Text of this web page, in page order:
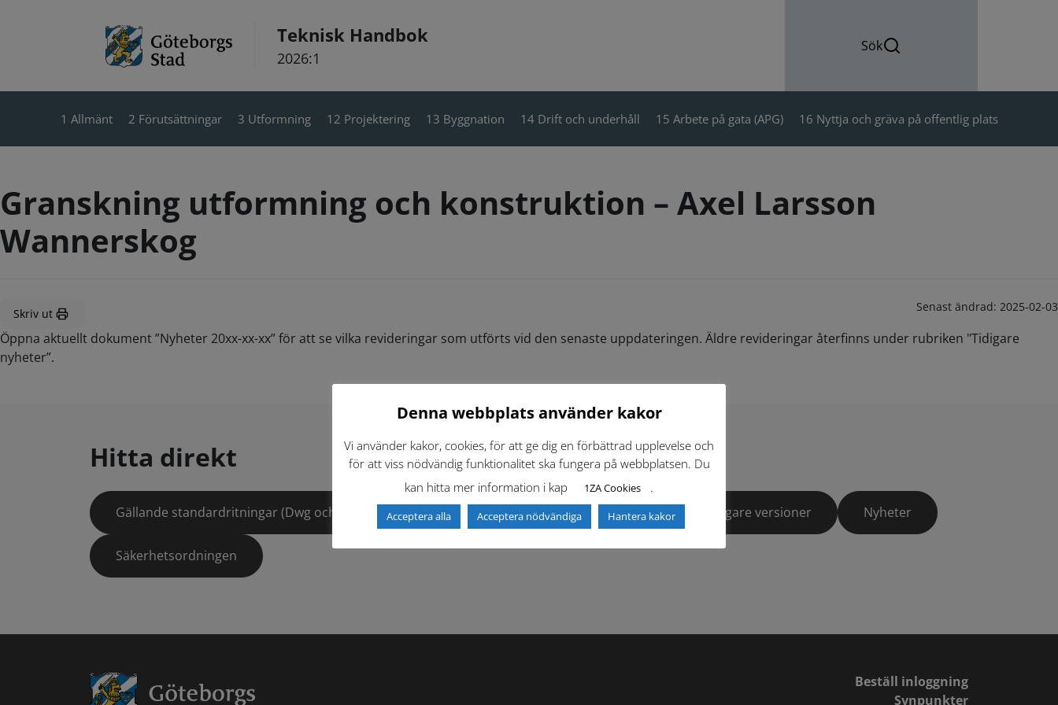
Teknisk Handbok
2026:1
Sök
1 Allmänt 2 Förutsättningar 3 Utformning 12 Projektering 13 Byggnation 14 Drift och underhåll 15 Arbete på gata (APG) 16 Nyttja och gräva på offentlig plats
Granskning utformning och konstruktion – Axel Larsson
Wannerskog
Skriv ut Senast ändrad: 2025-02-03
Öppna aktuellt dokument ”Nyheter 20xx-xx-xx” för att se vilka revideringar som utförts vid den senaste uppdateringen. Äldre revideringar återfinns under rubriken "Tidigare
nyheter”.
Hitta direkt
Gällande standardritningar (Dwg och pdf) Dokumentbibliotek Kontaktlista Tidigare versioner Nyheter
Säkerhetsordningen
Beställ inloggning
Synpunkter
Denna webbplats använder kakor
Vi använder kakor, cookies, för att ge dig en förbättrad upplevelse och
för att viss nödvändig funktionalitet ska fungera på webbplatsen. Du
kan hitta mer information i kap
1ZA Cookies .
Acceptera alla Acceptera nödvändiga Hantera kakor